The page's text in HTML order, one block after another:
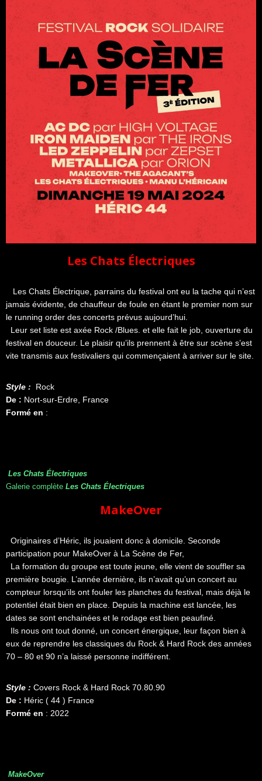
Les Chats Électriques
Les Chats Électrique, parrains du festival ont eu la tache qui n’est
jamais évidente, de chauffeur de foule en étant le premier nom sur
le running order des concerts prévus aujourd’hui.
Leur set liste est axée Rock /Blues. et elle fait le job, ouverture du
festival en douceur. Le plaisir qu’ils prennent à être sur scène s’est
vite transmis aux festivaliers qui commençaient à arriver sur le site.
Style : Rock
De : Nort-sur-Erdre, France
Formé en :
Les Chats Électriques
Galerie complète Les Chats Électriques
MakeOver
Originaires d’Héric, ils jouaient donc à domicile. Seconde
participation pour MakeOver à La Scène de Fer,
La formation du groupe est toute jeune, elle vient de souffler sa
première bougie. L’année dernière, ils n’avait qu’un concert au
compteur lorsqu’ils ont fouler les planches du festival, mais déjà le
potentiel était bien en place. Depuis la machine est lancée, les
dates se sont enchainées et le rodage est bien peaufiné.
Ils nous ont tout donné, un concert énergique, leur façon bien à
eux de reprendre les classiques du Rock & Hard Rock des années
70 – 80 et 90 n’a laissé personne indifférent.
Style : Covers Rock & Hard Rock 70.80.90
De : Héric ( 44 ) France
Formé en : 2022
MakeOver